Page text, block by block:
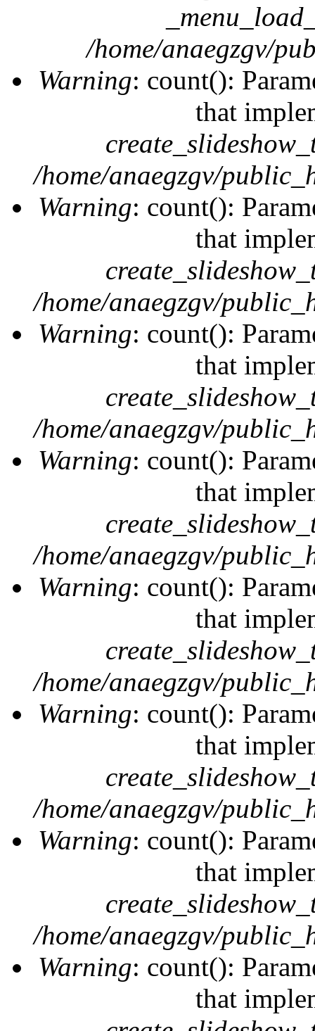
/home/anaegzgv/
Warning: count():
that
/home/anaegzgv/
Warning: count():
that
/home/anaegzgv/
Warning: count():
that
/home/anaegzgv/
Warning: count():
that
/home/anaegzgv/
Warning: count():
that
/home/anaegzgv/
Warning: count():
that
/home/anaegzgv/
Warning: count():
that
/home/anaegzgv/
Warning: count():
that